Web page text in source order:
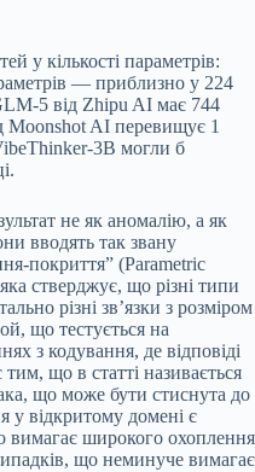
у кількості параметрів:
— приблизно у 224
5 від Zhipu AI має 744
Moonshot AI перевищує 1
3B могли б
не як аномалію, а як
вводять так звану
покриття” (Parametric
стверджує, що різні типи
різні зв’язки з розміром
що тестується на
з кодування, де відповіді
що в статті називається
що може бути стиснута до
у відкритому домені є
вимагає широкого охоплення
що неминуче вимагає